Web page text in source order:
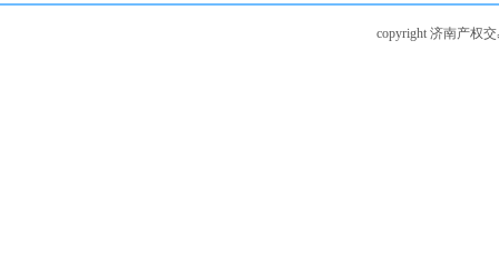
copyright 济南产权